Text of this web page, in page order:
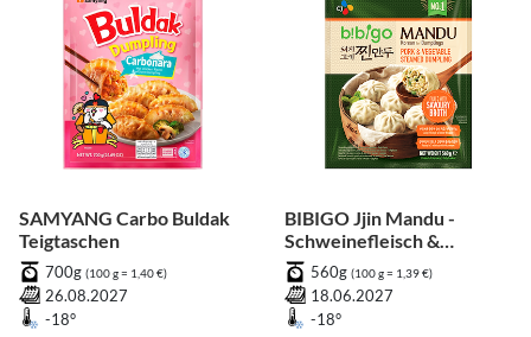
SAMYANG Carbo Buldak
Teigtaschen
700g (100 g = 1,40 €)
26.08.2027
-18°
BIBIGO Jjin Mandu -
Schweinefleisch &
Gemüse
560g (100 g = 1,39 €)
18.06.2027
-18°